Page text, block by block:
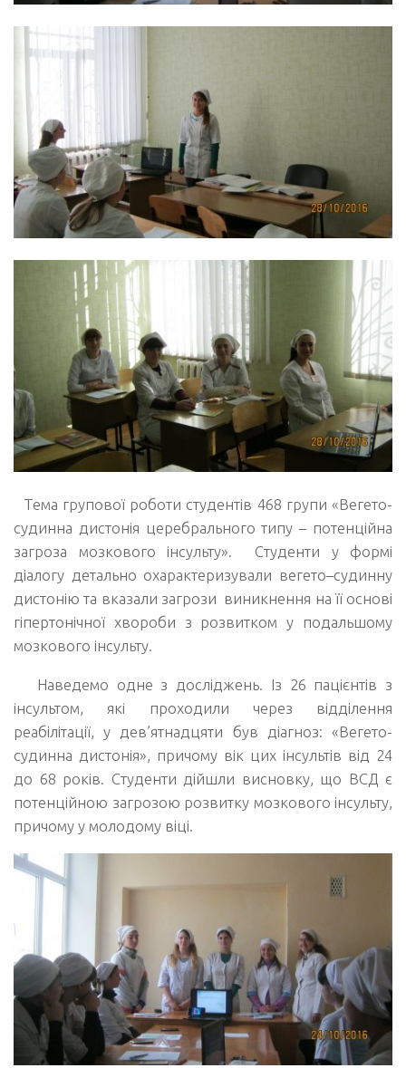
Тема групової роботи студентів 468 групи «Вегето-
судинна дистонія церебрального типу – потенційна
загроза мозкового інсульту». Студенти у формі
діалогу детально охарактеризували вегето–судинну
дистонію та вказали загрози виникнення на її основі
гіпертонічної хвороби з розвитком у подальшому
мозкового інсульту.
Наведемо одне з досліджень. Із 26 пацієнтів з
інсультом, які проходили через відділення
реабілітації, у дев’ятнадцяти був діагноз: «Вегето-
судинна дистонія», причому вік цих інсультів від 24
до 68 років. Студенти дійшли висновку, що ВСД є
потенційною загрозою розвитку мозкового інсульту,
причому у молодому віці.